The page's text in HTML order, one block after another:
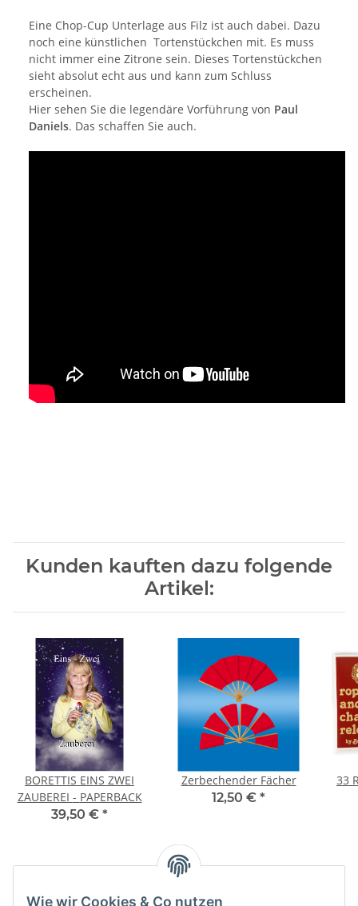
Wie wir Cookies & Co nutzen
Eine Chop-Cup Unterlage aus Filz ist auch dabei. Dazu
noch eine künstlichen Tortenstückchen mit. Es muss
nicht immer eine Zitrone sein. Dieses Tortenstückchen
sieht absolut echt aus und kann zum Schluss
erscheinen.
Hier sehen Sie die legendäre Vorführung von Paul
Daniels. Das schaffen Sie auch.
Kunden kauften dazu folgende
Artikel:
BORETTIS EINS ZWEI
ZAUBEREI - PAPERBACK
39,50 € *
Zerbechender Fächer
12,50 € *
33